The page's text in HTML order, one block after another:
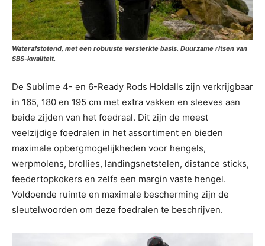
Waterafstotend, met een robuuste versterkte basis. Duurzame ritsen van
SBS-kwaliteit.
De Sublime 4- en 6-Ready Rods Holdalls zijn verkrijgbaar
in 165, 180 en 195 cm met extra vakken en sleeves aan
beide zijden van het foedraal. Dit zijn de meest
veelzijdige foedralen in het assortiment en bieden
maximale opbergmogelijkheden voor hengels,
werpmolens, brollies, landingsnetstelen, distance sticks,
feedertopkokers en zelfs een margin vaste hengel.
Voldoende ruimte en maximale bescherming zijn de
sleutelwoorden om deze foedralen te beschrijven.